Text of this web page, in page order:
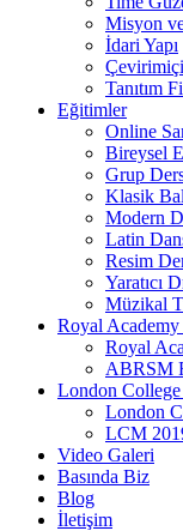
Misyon
İdari Yapı
Tanıtım
Eğitimler
Online
Bireysel
Grup
Klasik
Modern
Latin
Resim
Yaratıcı
Müzikal
Royal
Royal
ABRSM
London
London
LCM
Video Galeri
Basında Biz
Blog
İletişim